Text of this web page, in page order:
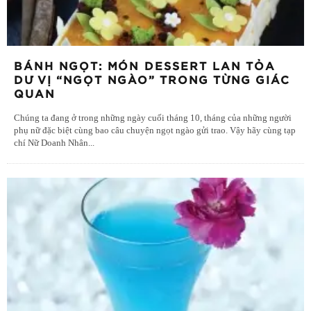
BÁNH NGỌT: MÓN DESSERT LAN TỎA
DƯ VỊ “NGỌT NGÀO” TRONG TỪNG GIÁC
QUAN
Chúng ta đang ở trong những ngày cuối tháng 10, tháng của những người
phụ nữ đặc biệt cùng bao câu chuyện ngọt ngào gửi trao. Vậy hãy cùng tạp
chí Nữ Doanh Nhân...